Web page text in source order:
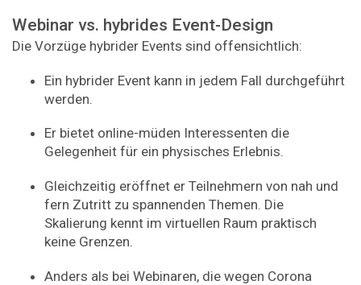
Webinar vs. hybrides Event-Design
Die Vorzüge hybrider Events sind offensichtlich:
Ein hybrider Event kann in jedem Fall durchgeführt
werden.
Er bietet online-müden Interessenten die
Gelegenheit für ein physisches Erlebnis.
Gleichzeitig eröffnet er Teilnehmern von nah und
fern Zutritt zu spannenden Themen. Die
Skalierung kennt im virtuellen Raum praktisch
keine Grenzen.
Anders als bei Webinaren, die wegen Corona